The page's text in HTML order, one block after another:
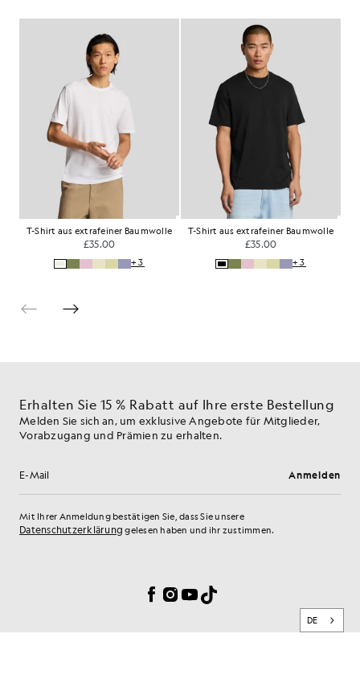
T-Shirt aus extrafeiner Baumwolle
£35.00
+3
T-Shirt aus extrafeiner Baumwolle
£35.00
+3
Erhalten Sie 15 % Rabatt auf Ihre erste Bestellung
Melden Sie sich an, um exklusive Angebote für Mitglieder,
Vorabzugang und Prämien zu erhalten.
E-Mail-Adresse Anmelden
Mit Ihrer Anmeldung bestätigen Sie, dass Sie unsere
Datenschutzerklärung gelesen haben und ihr zustimmen.
Facebook
Instagram
YouTube
TikTok
DE